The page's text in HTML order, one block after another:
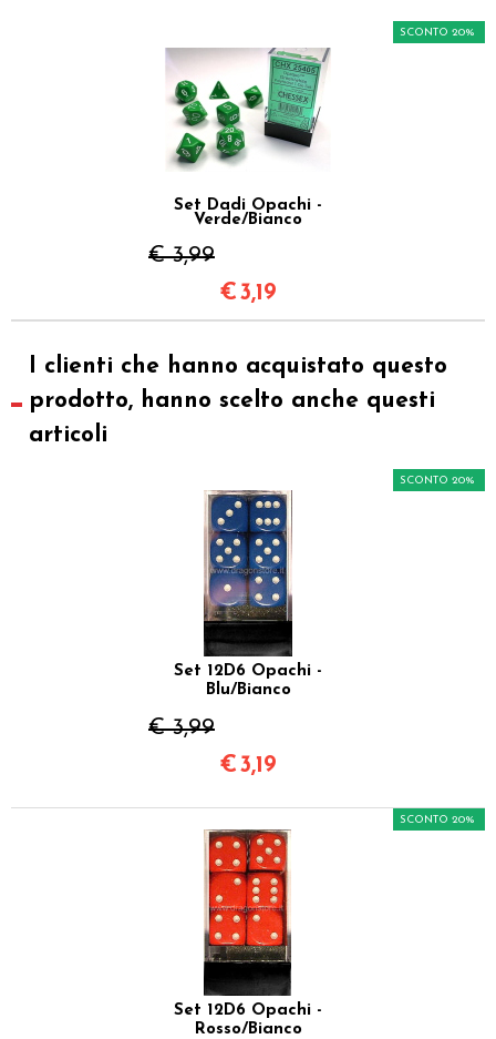
Set Dadi Opachi -
Verde/Bianco
€ 3,99
SCONTO 20%
€3,19
I clienti che hanno acquistato questo
prodotto, hanno scelto anche questi
articoli
Set 12D6 Opachi -
Blu/Bianco
€ 3,99
SCONTO 20%
€3,19
Set 12D6 Opachi -
Rosso/Bianco
SCONTO 20%